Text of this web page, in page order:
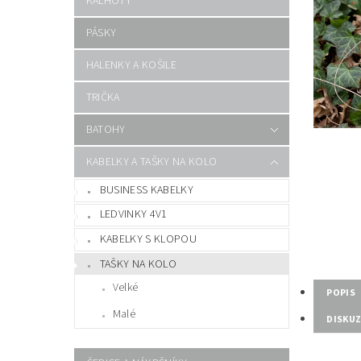
PÁSKY
HALENKY A KOŠILE
TRIČKA
BATOHY
KABELKY A TAŠKY NA KOLO
BUSINESS KABELKY
LEDVINKY 4V1
KABELKY S KLOPOU
TAŠKY NA KOLO
Velké
Malé
POPIS